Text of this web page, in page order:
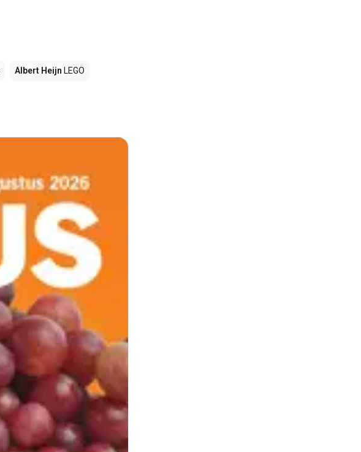
Albert Heijn LEGO